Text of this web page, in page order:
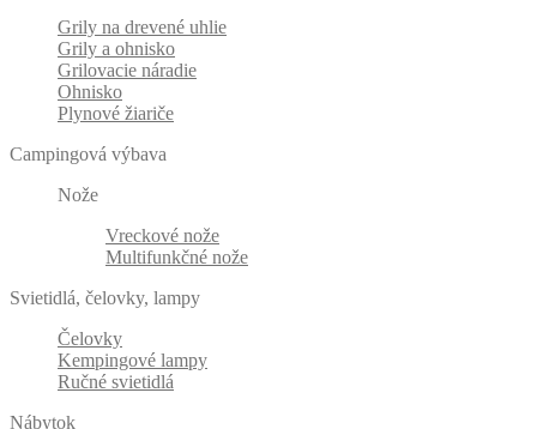
Grily na drevené uhlie
Grily a ohnisko
Grilovacie náradie
Ohnisko
Plynové žiariče
Campingová výbava
Nože
Vreckové nože
Multifunkčné nože
Svietidlá, čelovky, lampy
Čelovky
Kempingové lampy
Ručné svietidlá
Nábytok